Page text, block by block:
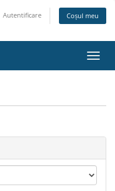
Autentificare Coșul meu